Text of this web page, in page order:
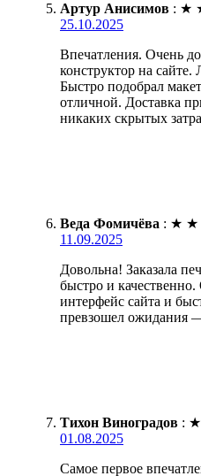
Артур Анисимов : ★
25.10.2025
Впечатления. Очень
конструктор на сайте.
Быстро подобрал
отличной. Доставка
никаких скрытых
Веда Фомичёва : ★ ★
11.09.2025
Довольна! Заказала
быстро и
интерфейс сайта и
превзошел ожидания
Тихон Виноградов : ★
01.08.2025
Самое первое